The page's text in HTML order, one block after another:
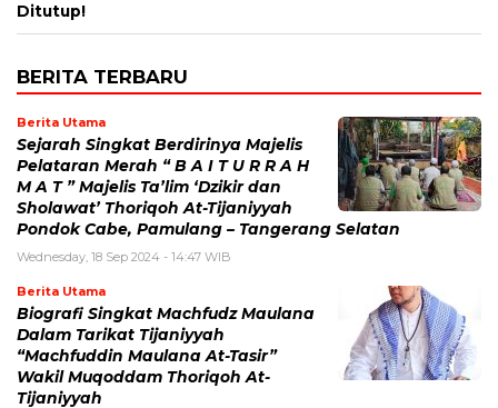
Ditutup!
BERITA TERBARU
Berita Utama
Sejarah Singkat Berdirinya Majelis
Pelataran Merah “ B A I T U R R A H
M A T ” Majelis Ta’lim ‘Dzikir dan
Sholawat’ Thoriqoh At-Tijaniyyah
Pondok Cabe, Pamulang – Tangerang Selatan
Wednesday, 18 Sep 2024 - 14:47 WIB
Berita Utama
Biografi Singkat Machfudz Maulana
Dalam Tarikat Tijaniyyah
“Machfuddin Maulana At-Tasir”
Wakil Muqoddam Thoriqoh At-
Tijaniyyah